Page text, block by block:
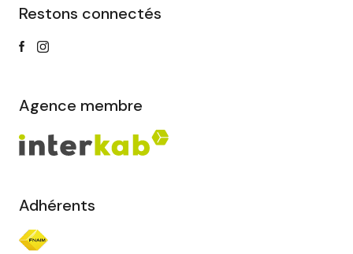
Restons connectés
Agence membre
Adhérents